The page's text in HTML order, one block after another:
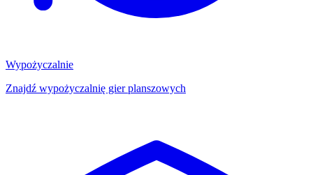
Wypożyczalnie
Znajdź wypożyczalnię gier planszowych